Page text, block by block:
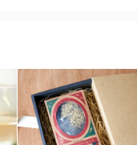
、数々のメディアで
記事では、エディタ